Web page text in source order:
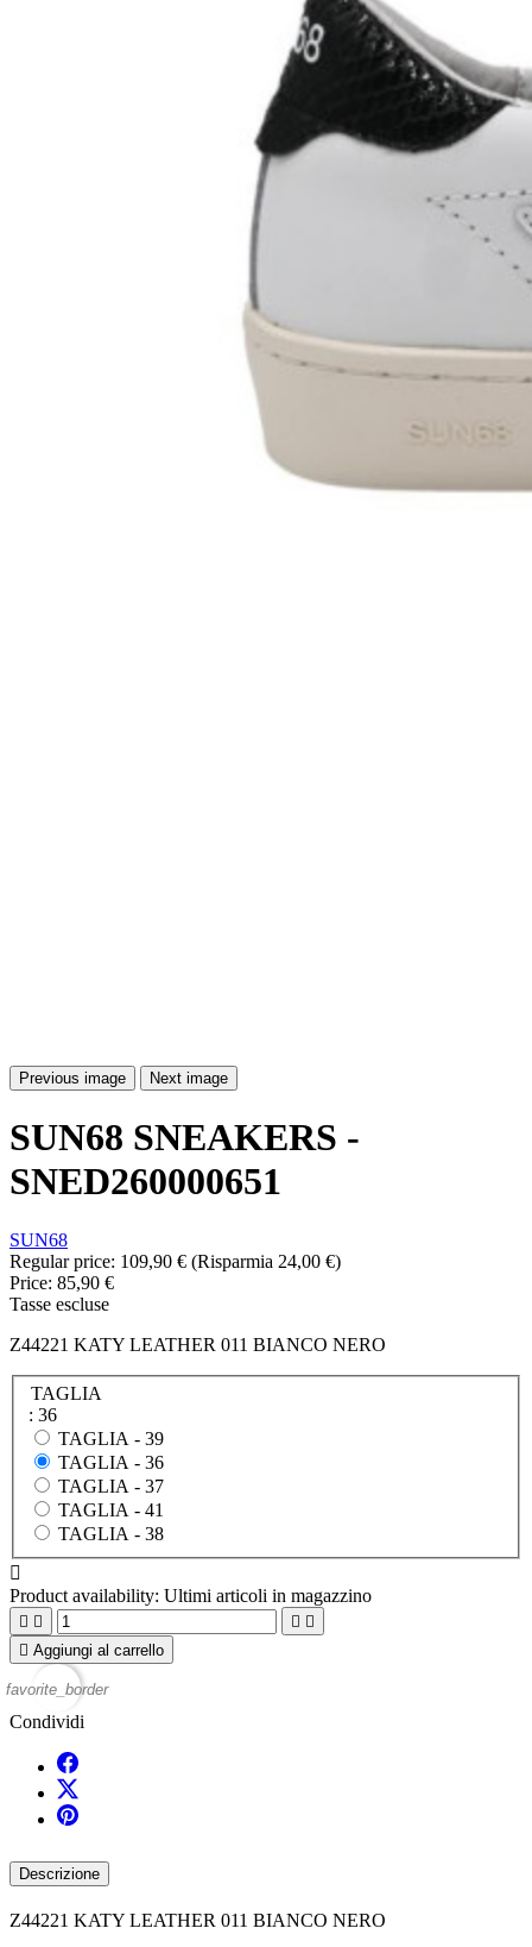
Previous image Next image
SUN68 SNEAKERS -
SNED260000651
SUN68
Regular price: 109,90 € (Risparmia 24,00 €)
Price: 85,90 €
Tasse escluse
Z44221 KATY LEATHER 011 BIANCO NERO
TAGLIA
: 36
TAGLIA - 39
TAGLIA - 36
TAGLIA - 37
TAGLIA - 41
TAGLIA - 38

Product availability: Ultimi articoli in magazzino
   
 Aggiungi al carrello
favorite_border
Condividi
Descrizione
Z44221 KATY LEATHER 011 BIANCO NERO